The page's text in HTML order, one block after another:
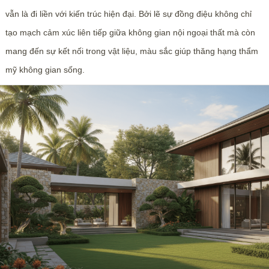
vẫn là đi liền với kiến trúc hiện đại. Bởi lẽ sự đồng điệu không chỉ
tạo mạch cảm xúc liên tiếp giữa không gian nội ngoại thất mà còn
mang đến sự kết nối trong vật liệu, màu sắc giúp thăng hạng thẩm
mỹ không gian sống.